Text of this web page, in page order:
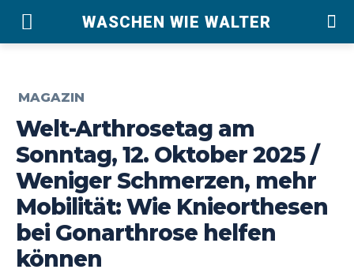
WASCHEN WIE WALTER
MAGAZIN
Welt-Arthrosetag am
Sonntag, 12. Oktober 2025 /
Weniger Schmerzen, mehr
Mobilität: Wie Knieorthesen
bei Gonarthrose helfen
können